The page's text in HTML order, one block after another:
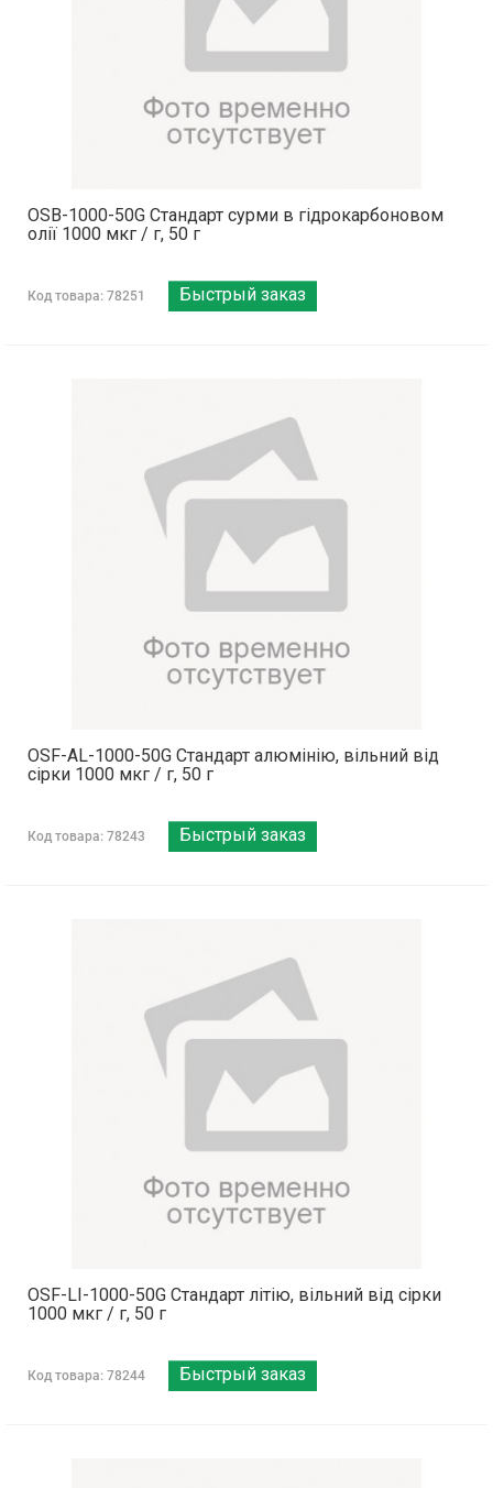
OSB-1000-50G Стандарт сурми в гідрокарбоновом
олії 1000 мкг / г, 50 г
Код товара: 78251 Быстрый заказ
OSF-AL-1000-50G Стандарт алюмінію, вільний від
сірки 1000 мкг / г, 50 г
Код товара: 78243 Быстрый заказ
OSF-LI-1000-50G Стандарт літію, вільний від сірки
1000 мкг / г, 50 г
Код товара: 78244 Быстрый заказ